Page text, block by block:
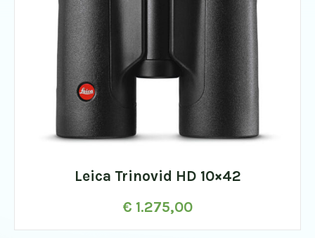
Leica Trinovid HD 10×42
€ 1.275,00